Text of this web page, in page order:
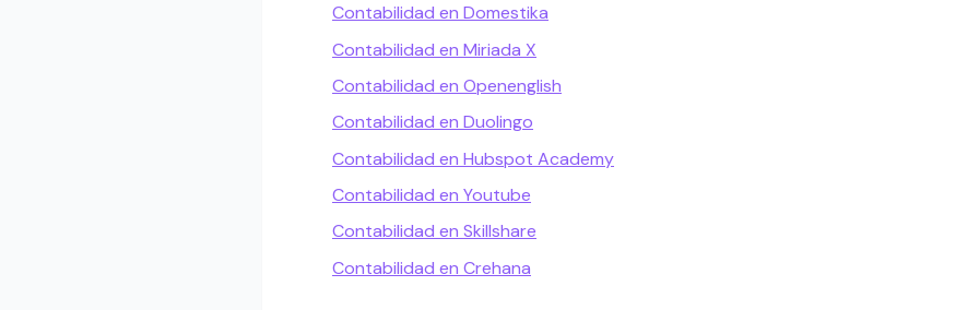
Contabilidad en Domestika
Contabilidad en Miriada X
Contabilidad en Openenglish
Contabilidad en Duolingo
Contabilidad en Hubspot Academy
Contabilidad en Youtube
Contabilidad en Skillshare
Contabilidad en Crehana